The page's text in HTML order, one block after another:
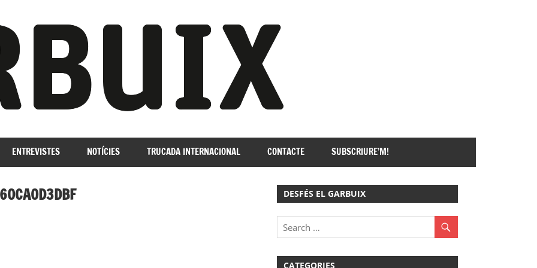
ENTREVISTES NOTÍCIES TRUCADA INTERNACIONAL CONTACTE SUBSCRIURE’M!
DESFÉS EL GARBUIX
CATEGORIES